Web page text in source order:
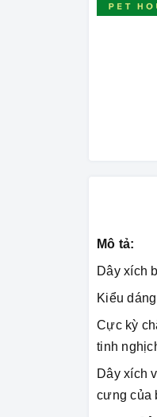
Mô tả:
Dây xích
Kiểu
Cực kỳ
tinh
Dây xích
cưng của